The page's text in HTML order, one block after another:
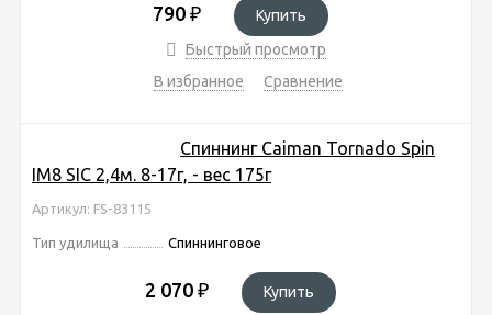
790 ₽
Купить
Быстрый просмотр
В избранное
Сравнение
Спиннинг Caiman Tornado Spin
IM8 SIC 2,4м. 8-17г, - вес 175г
Артикул: FS-83115
Тип удилища Спиннинговое
2 070 ₽
Купить